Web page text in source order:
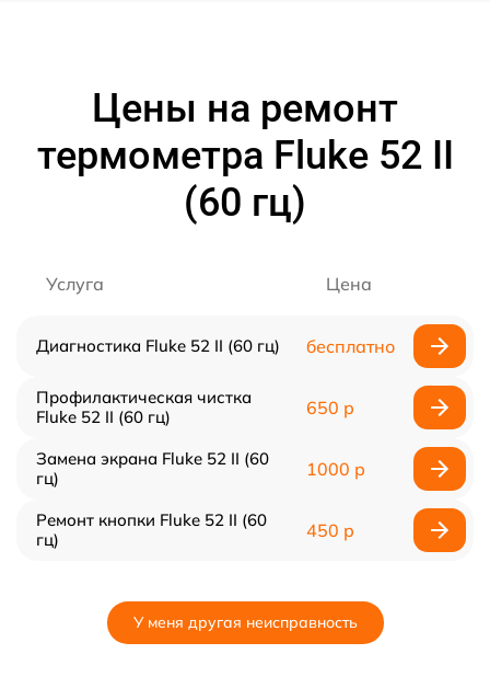
Цены на ремонт
термометра Fluke 52 II
(60 гц)
Услуга Цена
Диагностика Fluke 52 II (60 гц) бесплатно
Профилактическая чистка
Fluke 52 II (60 гц)
650 р
Замена экрана Fluke 52 II (60
гц)
1000 р
Ремонт кнопки Fluke 52 II (60
гц)
450 р
У меня другая неисправность